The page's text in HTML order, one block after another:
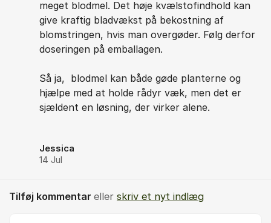
meget blodmel. Det høje kvælstofindhold kan
give kraftig bladvækst på bekostning af
blomstringen, hvis man overgøder. Følg derfor
doseringen på emballagen.
Så ja, blodmel kan både gøde planterne og
hjælpe med at holde rådyr væk, men det er
sjældent en løsning, der virker alene.
Jessica
14 Jul
Tilføj kommentar eller skriv et nyt indlæg